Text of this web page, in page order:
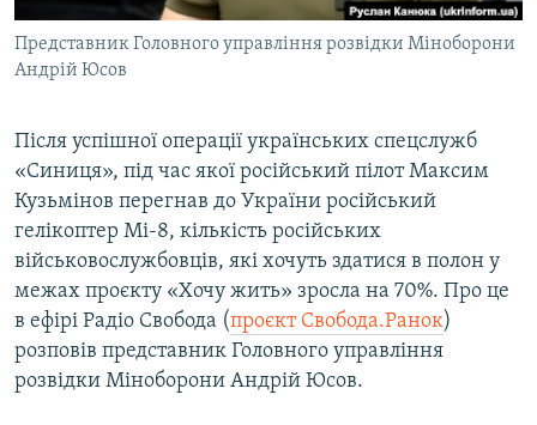
ІНФОГРАФІКА
ДОЛУЧАЙСЯ!
Представник Головного управління розвідки Міноборони
Андрій Юсов
Після успішної операції українських спецслужб
«Синиця», під час якої російський пілот Максим
Кузьмінов перегнав до України російський
гелікоптер Мі-8, кількість російських
військовослужбовців, які хочуть здатися в полон у
межах проєкту «Хочу жить» зросла на 70%. Про це
в ефірі Радіо Свобода (проєкт Свобода.Ранок)
розповів представник Головного управління
розвідки Міноборони Андрій Юсов.